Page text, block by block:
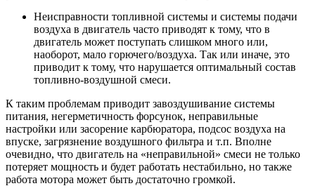
Неисправности топливной системы и системы подачи
воздуха в двигатель часто приводят к тому, что в
двигатель может поступать слишком много или,
наоборот, мало горючего/воздуха. Так или иначе, это
приводит к тому, что нарушается оптимальный состав
топливно-воздушной смеси.
К таким проблемам приводит завоздушивание системы
питания, негерметичность форсунок, неправильные
настройки или засорение карбюратора, подсос воздуха на
впуске, загрязнение воздушного фильтра и т.п. Вполне
очевидно, что двигатель на «неправильной» смеси не только
потеряет мощность и будет работать нестабильно, но также
работа мотора может быть достаточно громкой.